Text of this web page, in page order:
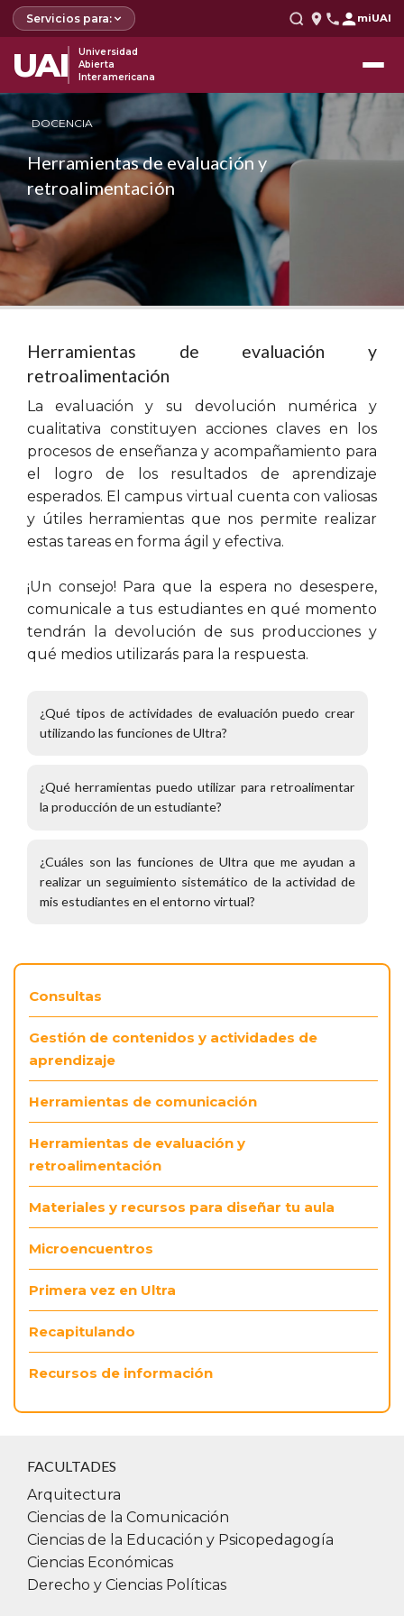
Servicios para: miUAI
UAI
Universidad
Abierta
Interamericana
DOCENCIA
Herramientas de evaluación y
retroalimentación
Herramientas de evaluación y
retroalimentación
La evaluación y su devolución numérica y
cualitativa constituyen acciones claves en los
procesos de enseñanza y acompañamiento para
el logro de los resultados de aprendizaje
esperados. El campus virtual cuenta con valiosas
y útiles herramientas que nos permite realizar
estas tareas en forma ágil y efectiva.
¡Un consejo! Para que la espera no desespere,
comunicale a tus estudiantes en qué momento
tendrán la devolución de sus producciones y
qué medios utilizarás para la respuesta.
¿Qué tipos de actividades de evaluación puedo crear
utilizando las funciones de Ultra?
¿Qué herramientas puedo utilizar para retroalimentar
la producción de un estudiante?
¿Cuáles son las funciones de Ultra que me ayudan a
realizar un seguimiento sistemático de la actividad de
mis estudiantes en el entorno virtual?
Consultas
Gestión de contenidos y actividades de
aprendizaje
Herramientas de comunicación
Herramientas de evaluación y
retroalimentación
Materiales y recursos para diseñar tu aula
Microencuentros
Primera vez en Ultra
Recapitulando
Recursos de información
FACULTADES
Arquitectura
Ciencias de la Comunicación
Ciencias de la Educación y Psicopedagogía
Ciencias Económicas
Derecho y Ciencias Políticas